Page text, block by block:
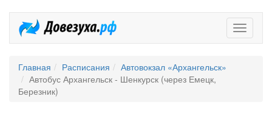
Главная Расписания
Автовокзал «Архангельск»
Автобус Архангельск - Шенкурск (через Емецк,
Березник)